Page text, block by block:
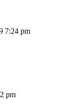
7:24 pm
pm